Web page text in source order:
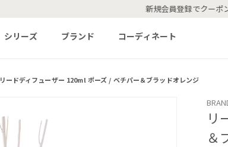
新規会員登録でクーポンプレゼント中 500円OFF
シリーズ ブランド コーディネート
リードディフューザー 120ml ポーズ / ベチパー＆ブラッドオレンジ
リ
＆